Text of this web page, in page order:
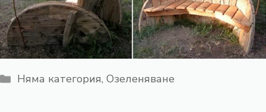
Категории
Няма категория, Озеленяване